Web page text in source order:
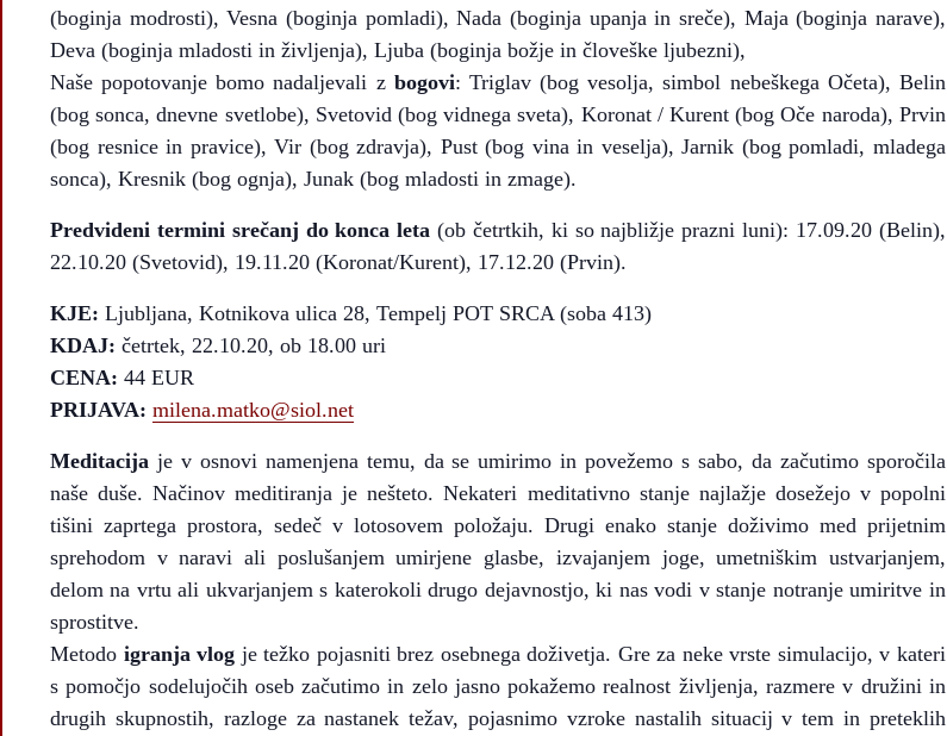
(boginja modrosti), Vesna (boginja pomladi), Nada (boginja upanja in sreče), Maja (boginja narave),
Deva (boginja mladosti in življenja), Ljuba (boginja božje in človeške ljubezni),
Naše popotovanje bomo nadaljevali z bogovi: Triglav (bog vesolja, simbol nebeškega Očeta), Belin
(bog sonca, dnevne svetlobe), Svetovid (bog vidnega sveta), Koronat / Kurent (bog Oče naroda), Prvin
(bog resnice in pravice), Vir (bog zdravja), Pust (bog vina in veselja), Jarnik (bog pomladi, mladega
sonca), Kresnik (bog ognja), Junak (bog mladosti in zmage).
Predvideni termini srečanj do konca leta(ob četrtkih, ki so najbližje prazni luni): 17.09.20 (Belin),
22.10.20 (Svetovid), 19.11.20 (Koronat/Kurent), 17.12.20 (Prvin).
KJE: Ljubljana, Kotnikova ulica 28, Tempelj POT SRCA (soba 413)
KDAJ: četrtek, 22.10.20, ob 18.00 uri
CENA: 44 EUR
PRIJAVA: milena.matko@siol.net
Meditacija je v osnovi namenjena temu, da se umirimo in povežemo s sabo, da začutimo sporočila
naše duše. Načinov meditiranja je nešteto. Nekateri meditativno stanje najlažje dosežejo v popolni
tišini zaprtega prostora, sedeč v lotosovem položaju. Drugi enako stanje doživimo med prijetnim
sprehodom v naravi ali poslušanjem umirjene glasbe, izvajanjem joge, umetniškim ustvarjanjem,
delom na vrtu ali ukvarjanjem s katerokoli drugo dejavnostjo, ki nas vodi v stanje notranje umiritve in
sprostitve.
Metodo igranja vlog je težko pojasniti brez osebnega doživetja. Gre za neke vrste simulacijo, v kateri
s pomočjo sodelujočih oseb začutimo in zelo jasno pokažemo realnost življenja, razmere v družini in
drugih skupnostih, razloge za nastanek težav, pojasnimo vzroke nastalih situacij v tem in preteklih